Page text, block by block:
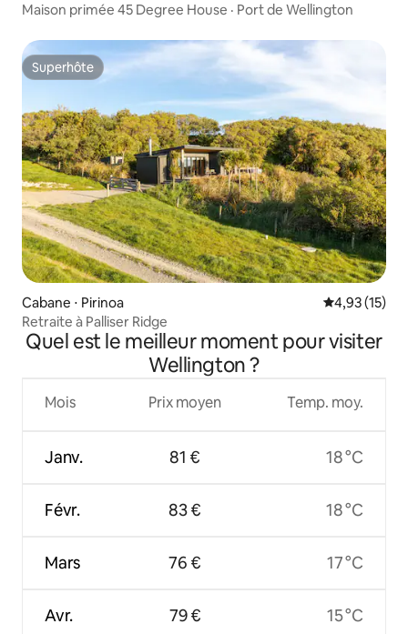
Maison primée 45 Degree House · Port de Wellington
Superhôte
Superhôte
Cabane ⋅ Pirinoa Évaluation
4,93 (15)
Retraite à Palliser Ridge
Quel est le meilleur moment pour visiter
Wellington ?
Mois
Janv.
Févr.
Mars
Avr.
Prix moyen
81 €
83 €
76 €
79 €
Temp. moy.
18 °C
18 °C
17 °C
15 °C